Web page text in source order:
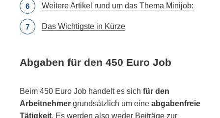
Weitere Artikel rund um das Thema Minijob:
Das Wichtigste in Kürze
Abgaben für den 450 Euro Job
Beim 450 Euro Job handelt es sich für den
Arbeitnehmer grundsätzlich um eine abgabenfreie
Tätigkeit. Es werden also weder Beiträge zur